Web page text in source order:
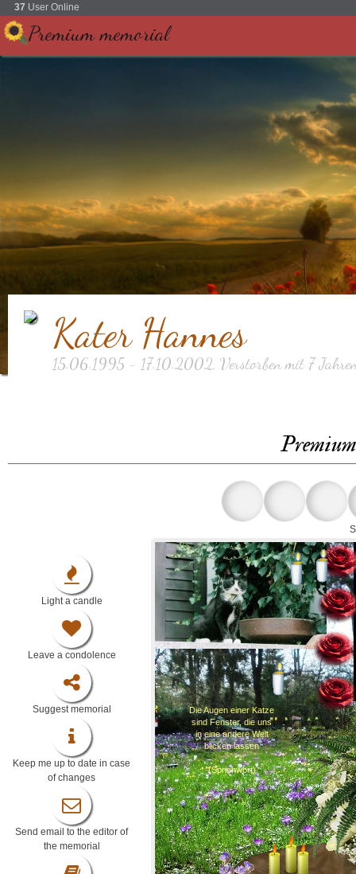
37 User Online
Premium memorial
Kater Hannes
15.06.1995 - 17.10.2002, Verstorben mit 7
Light a candle
Leave a condolence
Suggest memorial
Keep me up to date in case
of changes
Send email to the editor of
the memorial
Die Augen einer Katze
sind Fenster, die uns
in eine andere Welt
blicken lassen
(Sprichwort)